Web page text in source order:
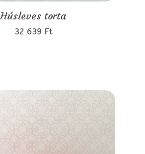
Húsleves torta
32 639 Ft